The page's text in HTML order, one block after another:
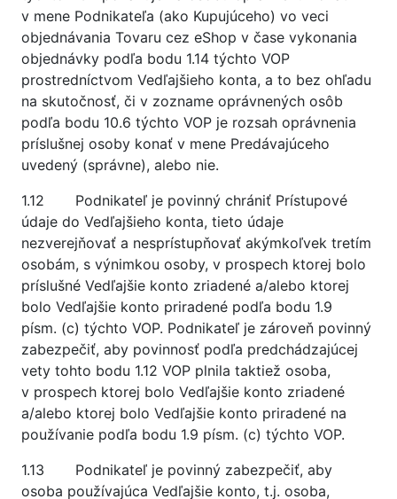
v mene Podnikateľa (ako Kupujúceho) vo veci
objednávania Tovaru cez eShop v čase vykonania
objednávky podľa bodu 1.14 týchto VOP
prostredníctvom Vedľajšieho konta, a to bez ohľadu
na skutočnosť, či v zozname oprávnených osôb
podľa bodu 10.6 týchto VOP je rozsah oprávnenia
príslušnej osoby konať v mene Predávajúceho
uvedený (správne), alebo nie.
1.12 Podnikateľ je povinný chrániť Prístupové
údaje do Vedľajšieho konta, tieto údaje
nezverejňovať a nesprístupňovať akýmkoľvek tretím
osobám, s výnimkou osoby, v prospech ktorej bolo
príslušné Vedľajšie konto zriadené a/alebo ktorej
bolo Vedľajšie konto priradené podľa bodu 1.9
písm. (c) týchto VOP. Podnikateľ je zároveň povinný
zabezpečiť, aby povinnosť podľa predchádzajúcej
vety tohto bodu 1.12 VOP plnila taktiež osoba,
v prospech ktorej bolo Vedľajšie konto zriadené
a/alebo ktorej bolo Vedľajšie konto priradené na
používanie podľa bodu 1.9 písm. (c) týchto VOP.
1.13 Podnikateľ je povinný zabezpečiť, aby
osoba používajúca Vedľajšie konto, t.j. osoba,